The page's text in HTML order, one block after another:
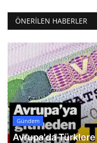
ÖNERILEN HABERLER
Gündem
Avrupa'da